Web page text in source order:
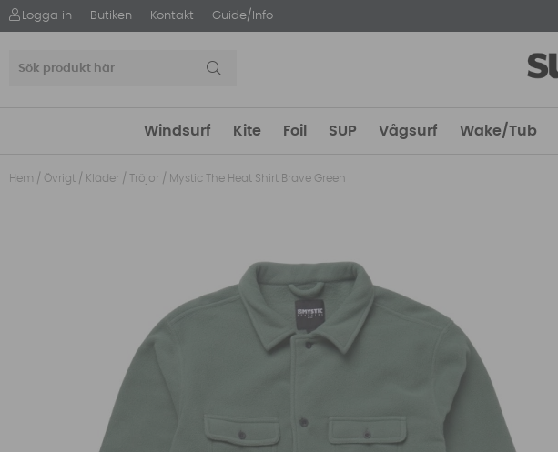
Logga in Butiken Kontakt Guide/Info
Windsurf Kite Foil SUP Vågsurf Wake/Tub
Hem / Övrigt / Kläder / Tröjor / Mystic The Heat Shirt Brave Green